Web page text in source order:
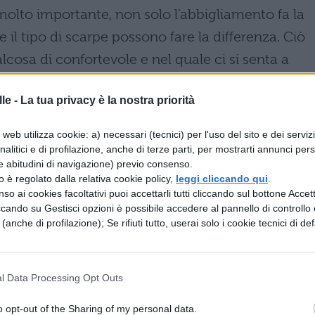
- La tua privacy è la nostra priorità
utilizza cookie: a) necessari (tecnici) per l'uso del sito e dei
e di profilazione, anche di terze parti, per mostrarti annunci
abitudini di navigazione) previo consenso.
è regolato dalla relativa cookie policy, leggi cliccando qui
ai cookies facoltativi puoi accettarli tutti cliccando sul bottone
su Gestisci opzioni è possibile accedere al pannello di controllo
di profilazione); Se rifiuti tutto, userai solo i cookie tecnici di
Data Processing Opt Outs
opt-out of the Sharing of my personal data.
importante, non solo l’abbigliamento fa la
il tipo di scarpe possono fare la differenza. Ciò
di confortevole e nel quale ci si senta a
(e felpa)
del momento e, probabilmente, lo saranno
una t-shirt (o camicia, a seconda del tuo
di jeans al seguito (perché non si sa mai). Tale
abbinare a zaini e accessori che non
tra casual ed elegante.